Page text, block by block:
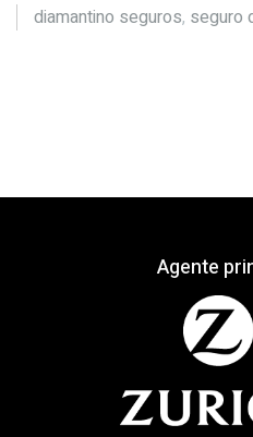
diamantino seguros, seguro
Agente